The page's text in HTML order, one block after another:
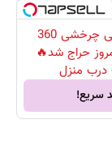
دوربین لامپی چرخشی 360
حراج شد🔥
درب منزل
سریع!